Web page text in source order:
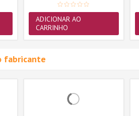
ADICIONAR AO
CARRINHO
fabricante